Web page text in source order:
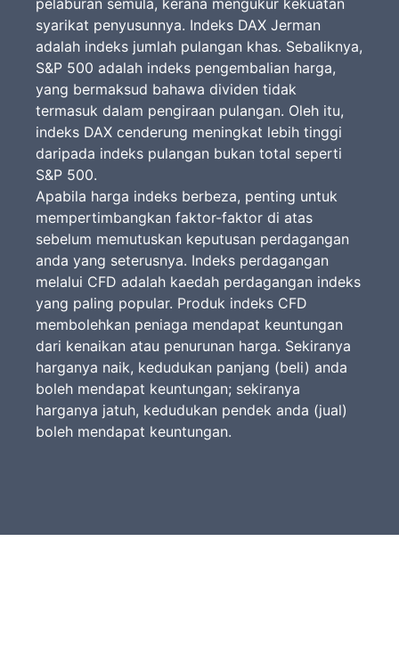
pelaburan semula, kerana mengukur kekuatan
syarikat penyusunnya. Indeks DAX Jerman
adalah indeks jumlah pulangan khas. Sebaliknya,
S&P 500 adalah indeks pengembalian harga,
yang bermaksud bahawa dividen tidak
termasuk dalam pengiraan pulangan. Oleh itu,
indeks DAX cenderung meningkat lebih tinggi
daripada indeks pulangan bukan total seperti
S&P 500.
Apabila harga indeks berbeza, penting untuk
mempertimbangkan faktor-faktor di atas
sebelum memutuskan keputusan perdagangan
anda yang seterusnya. Indeks perdagangan
melalui CFD adalah kaedah perdagangan indeks
yang paling popular. Produk indeks CFD
membolehkan peniaga mendapat keuntungan
dari kenaikan atau penurunan harga. Sekiranya
harganya naik, kedudukan panjang (beli) anda
boleh mendapat keuntungan; sekiranya
harganya jatuh, kedudukan pendek anda (jual)
boleh mendapat keuntungan.